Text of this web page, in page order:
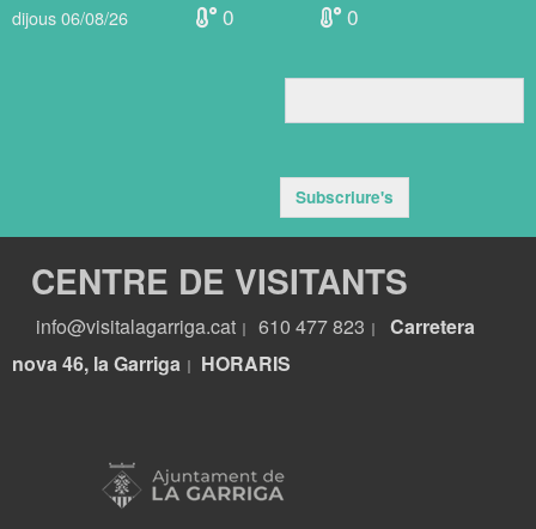
dijous 06/08/26 0 0
Subscriure's
CENTRE DE VISITANTS
info@visitalagarriga.cat 610 477 823
Carretera
nova 46, la Garriga
HORARIS